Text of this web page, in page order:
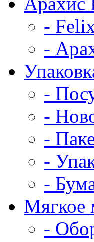
-
-
-
-
-
-
-
Мягкое
-